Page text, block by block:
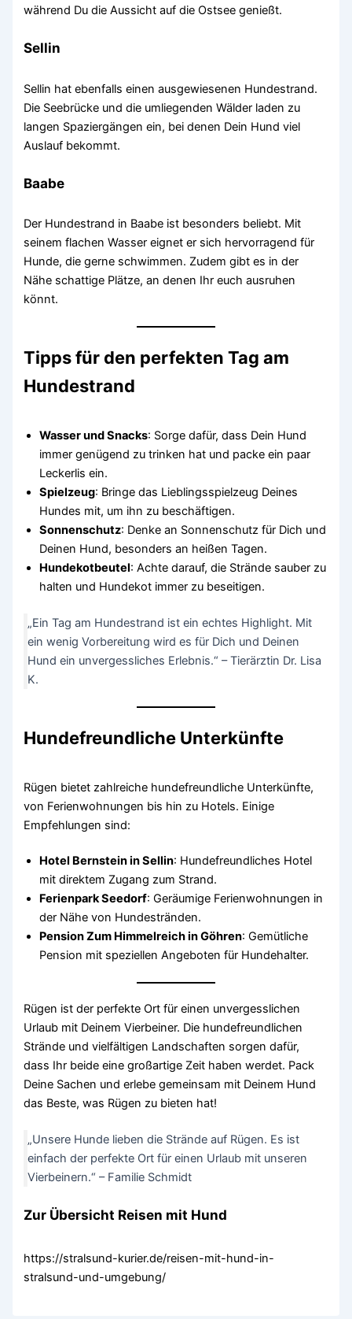
während Du die Aussicht auf die Ostsee genießt.
Sellin
Sellin hat ebenfalls einen ausgewiesenen Hundestrand.
Die Seebrücke und die umliegenden Wälder laden zu
langen Spaziergängen ein, bei denen Dein Hund viel
Auslauf bekommt.
Baabe
Der Hundestrand in Baabe ist besonders beliebt. Mit
seinem flachen Wasser eignet er sich hervorragend für
Hunde, die gerne schwimmen. Zudem gibt es in der
Nähe schattige Plätze, an denen Ihr euch ausruhen
könnt.
Tipps für den perfekten Tag am
Hundestrand
Wasser und Snacks: Sorge dafür, dass Dein Hund
immer genügend zu trinken hat und packe ein paar
Leckerlis ein.
Spielzeug: Bringe das Lieblingsspielzeug Deines
Hundes mit, um ihn zu beschäftigen.
Sonnenschutz: Denke an Sonnenschutz für Dich und
Deinen Hund, besonders an heißen Tagen.
Hundekotbeutel: Achte darauf, die Strände sauber zu
halten und Hundekot immer zu beseitigen.
„Ein Tag am Hundestrand ist ein echtes Highlight. Mit
ein wenig Vorbereitung wird es für Dich und Deinen
Hund ein unvergessliches Erlebnis.“ – Tierärztin Dr. Lisa
K.
Hundefreundliche Unterkünfte
Rügen bietet zahlreiche hundefreundliche Unterkünfte,
von Ferienwohnungen bis hin zu Hotels. Einige
Empfehlungen sind:
Hotel Bernstein in Sellin: Hundefreundliches Hotel
mit direktem Zugang zum Strand.
Ferienpark Seedorf: Geräumige Ferienwohnungen in
der Nähe von Hundestränden.
Pension Zum Himmelreich in Göhren: Gemütliche
Pension mit speziellen Angeboten für Hundehalter.
Rügen ist der perfekte Ort für einen unvergesslichen
Urlaub mit Deinem Vierbeiner. Die hundefreundlichen
Strände und vielfältigen Landschaften sorgen dafür,
dass Ihr beide eine großartige Zeit haben werdet. Pack
Deine Sachen und erlebe gemeinsam mit Deinem Hund
das Beste, was Rügen zu bieten hat!
„Unsere Hunde lieben die Strände auf Rügen. Es ist
einfach der perfekte Ort für einen Urlaub mit unseren
Vierbeinern.“ – Familie Schmidt
Zur Übersicht Reisen mit Hund
https://stralsund-kurier.de/reisen-mit-hund-in-
stralsund-und-umgebung/